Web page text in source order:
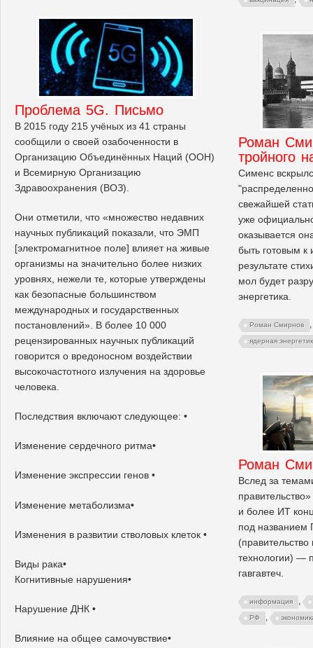
Проблема 5G. Письмо
В 2015 году 215 учёных из 41 страны
сообщили о своей озабоченности в
Организацию Объединённых Наций (ООН)
и Всемирную Организацию
Здравоохранения (ВОЗ).
Они отметили, что «множество недавних
научных публикаций показали, что ЭМП
[электромагнитное поле] влияет на живые
организмы на значительно более низких
уровнях, нежели те, которые утверждены
как безопасные большинством
международных и государственных
постановлений». В более 10 000
рецензированных научных публикаций
говорится о вредоносном воздействии
высокочастотного излучения на здоровье
человека.
Последствия включают следующее: •
Изменение сердечного ритма•
Изменение экспрессии генов •
Изменение метаболизма•
Изменения в развитии стволовых клеток •
Виды рака•
Когнитивные нарушения•
Нарушение ДНК •
Влияние на общее самочувствие•
Роман
тройного
Сименс
свежайшей
уже
оказывается
быть готовым
результате
мол будет
энергетика.
Роман Смирнов ,
ядерная
Роман
Вслед за
и более ИТ
под названием
технологии) —
гавгавтеч.
информация ,
РФ ,